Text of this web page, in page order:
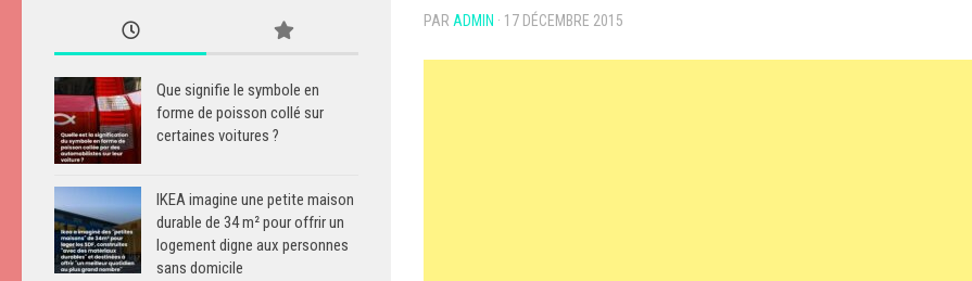
PAR ADMIN · 17 DÉCEMBRE 2015
Que signifie le symbole en
forme de poisson collé sur
certaines voitures ?
IKEA imagine une petite maison
durable de 34 m² pour offrir un
logement digne aux personnes
sans domicile